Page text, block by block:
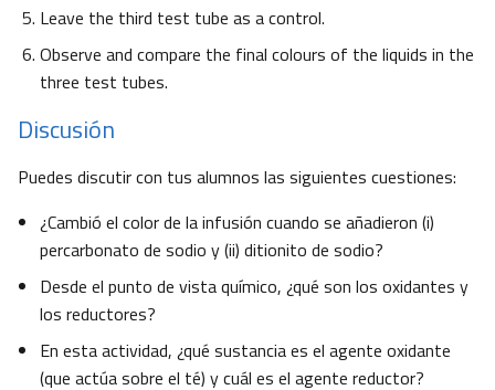
Leave the third test tube as a control.
Observe and compare the final colours of the liquids in the
three test tubes.
Discusión
Puedes discutir con tus alumnos las siguientes cuestiones:
¿Cambió el color de la infusión cuando se añadieron (i)
percarbonato de sodio y (ii) ditionito de sodio?
Desde el punto de vista químico, ¿qué son los oxidantes y
los reductores?
En esta actividad, ¿qué sustancia es el agente oxidante
(que actúa sobre el té) y cuál es el agente reductor?